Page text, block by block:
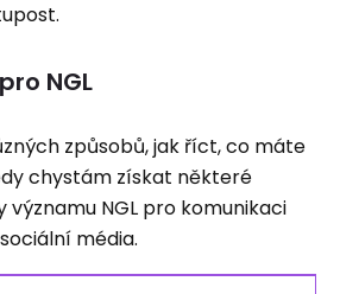
NGL
způsobů, jak říct, co máte
chystám získat některé
NGL pro komunikaci
média.